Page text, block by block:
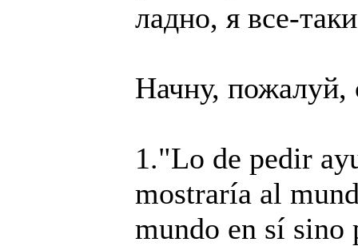
ладно, я все-
Начну, пожалуй,
1."Lo de pedir
mostraría al
mundo en sí sino